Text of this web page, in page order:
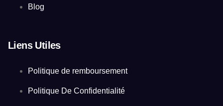
Blog
Liens Utiles
Politique de remboursement
Politique De Confidentialité